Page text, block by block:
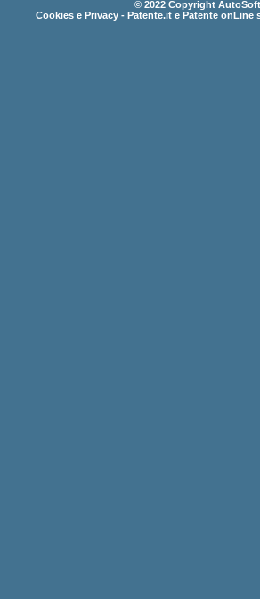
© 2022 Copyright
Cookies e Privacy - Patente.it e Patente onLine